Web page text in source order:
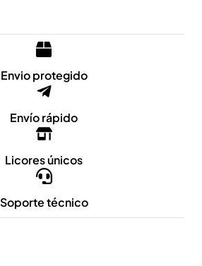
Envio protegido
Envío rápido
Licores únicos
Soporte técnico